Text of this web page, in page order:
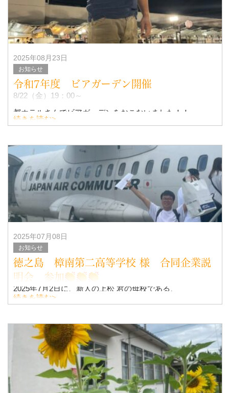
2025年08月23日
お知らせ
令和7年度 ビアガーデン開催
8/22（金）19：00～
都ホテルさんでビアガーデンをおこないました！！
年々、老化現象がひどくなる笑
&n
続きを読む>
2025年07月08日
お知らせ
徳之島 樟南第二高等学校 様 合同企業説
明会 参加
2025年7月2日に、新人の上松 君の母校である、
徳之島にある、樟南第二高等学校で合同企業説明会に参加
ご生徒さんも会社説明会に真剣に耳を傾けて頂けました。
職員の皆様のご丁重
続きを読む>